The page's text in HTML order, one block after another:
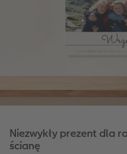
Niezwykły prezent dla
ścianę